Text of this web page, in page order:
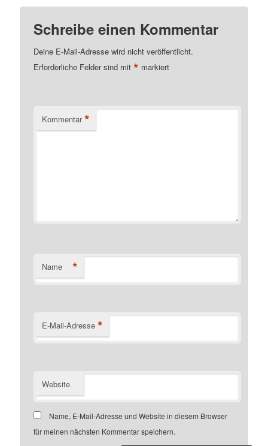
Schreibe einen Kommentar
Deine E-Mail-Adresse wird nicht veröffentlicht.
Erforderliche Felder sind mit* markiert
Kommentar *
Name *
E-Mail-Adresse *
Website
Name, E-Mail-Adresse und Website in diesem Browser
für meinen nächsten Kommentar speichern.